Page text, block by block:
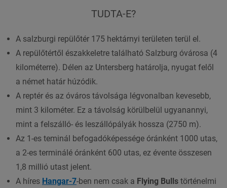
TUDTA-E?
A salzburgi repülőtér 175 hektárnyi területen terül el.
A repülőtértől északkeletre található Salzburg óvárosa (4
kilométerre). Délen az Untersberg határolja, nyugat felől
a német határ húzódik.
A reptér és az óváros távolsága légvonalban kevesebb,
mint 3 kilométer. Ez a távolság körülbelül ugyanannyi,
mint a felszálló- és leszállópályák hossza (2750 m).
Az 1-es teminál befogadóképessége óránként 1000 utas,
a 2-es terminálé óránként 600 utas, ez évente összesen
1,8 millió utast jelent.
A híres Hangar-7-ben nem csak a Flying Bulls történelmi